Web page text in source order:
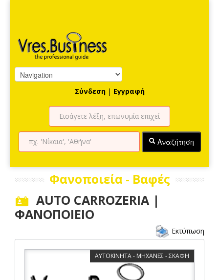
Σύνδεση | Εγγραφή
Αναζήτηση
Φανοποιεία - Βαφές
AUTO CARROZERIA |
ΦΑΝΟΠΟΙΕΙΟ
Εκτύπωση
ΑΥΤΟΚΙΝΗΤΑ - ΜΗΧΑΝΕΣ - ΣΚΑΦΗ